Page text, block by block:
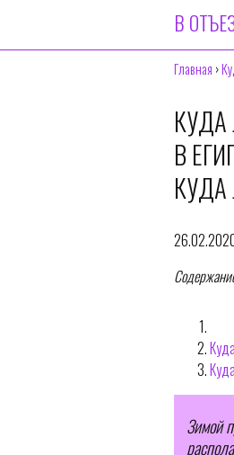
В
Главная ›
В
Зимой